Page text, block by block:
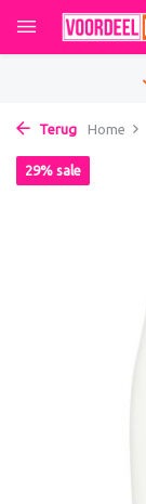
Terug Home
29% sale